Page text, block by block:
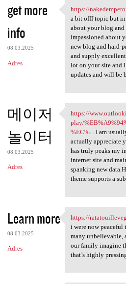
get more
info
08.03.2025
Adres
https://
https://
a bit offf topic but in
about your blog
impassioned about
new blog and hard-
and supply
lot on your site and
updates and will be
메이저
놀이터
08.03.2025
Adres
https://
https://
play/
%EC%...
I am
actually appreciate
has truly peaks my
internet site and
spanking new
theme supports a
Learn more
08.03.2025
Adres
https://
https://
i were now peaceful
many unbelievable,
our family imagine
that’s highly